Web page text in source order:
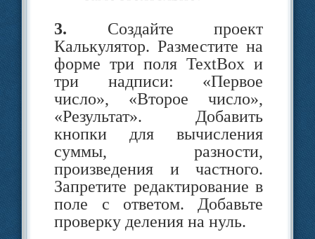
Команда
BackColor := Color.Blue;
Создать обработчик
события Click для
кнопки button2 и
изменить цвет формы
на первоначальный
(на­звание цвета
3. Создайте проект
Калькулятор. Разместите на
форме три поля TextBox и
три надписи: «Первое
число», «Второе число»,
«Результат». Добавить
кнопки для вычисления
суммы, разности,
произведения и частного.
Запретите редактирование в
поле с ответом. Добавьте
проверку деления на нуль.